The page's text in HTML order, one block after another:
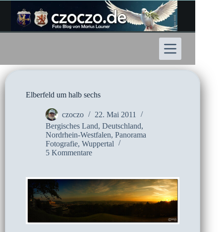
Inhalt
springen
Elberfeld um halb sechs
czoczo
22. Mai 2011
Bergisches Land, Deutschland,
Nordrhein-Westfalen, Panorama
Fotografie, Wuppertal
5 Kommentare